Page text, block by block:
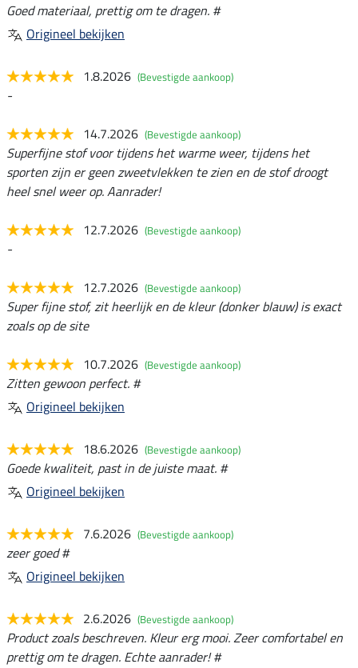
Goed materiaal, prettig om te dragen. #
Origineel bekijken
1.8.2026 (Bevestigde aankoop)
-
14.7.2026 (Bevestigde aankoop)
Superfijne stof voor tijdens het warme weer, tijdens het
sporten zijn er geen zweetvlekken te zien en de stof droogt
heel snel weer op. Aanrader!
12.7.2026 (Bevestigde aankoop)
-
12.7.2026 (Bevestigde aankoop)
Super fijne stof, zit heerlijk en de kleur (donker blauw) is exact
zoals op de site
10.7.2026 (Bevestigde aankoop)
Zitten gewoon perfect. #
Origineel bekijken
18.6.2026 (Bevestigde aankoop)
Goede kwaliteit, past in de juiste maat. #
Origineel bekijken
7.6.2026 (Bevestigde aankoop)
zeer goed #
Origineel bekijken
2.6.2026 (Bevestigde aankoop)
Product zoals beschreven. Kleur erg mooi. Zeer comfortabel en
prettig om te dragen. Echte aanrader! #